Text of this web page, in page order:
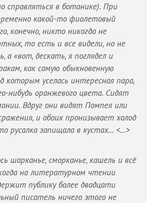
справляться в ботанике). При
какой-то фиолетовый
конечно, никто никогда не
то есть и все видели, но не
а «вот, дескать, я поглядел и
как самую обыкновенную
которым уселась интересная пара,
нибудь оранжевого цвета. Сидят
Вдруг они видят Помпея или
и обоих пронизывает холод
русалка запищала в кустах… <...>
шарканье, сморканье, кашель и всё
на литературном чтении
публику более двадцати
писатель ничего этого не